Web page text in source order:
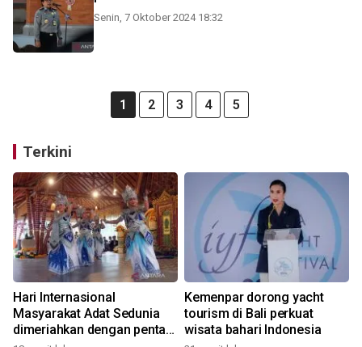
Senin, 7 Oktober 2024 18:32
1 2 3 4 5
Terkini
Hari Internasional
Masyarakat Adat Sedunia
dimeriahkan dengan pentas
Kemenpar dorong yacht
tourism di Bali perkuat
wisata bahari Indonesia